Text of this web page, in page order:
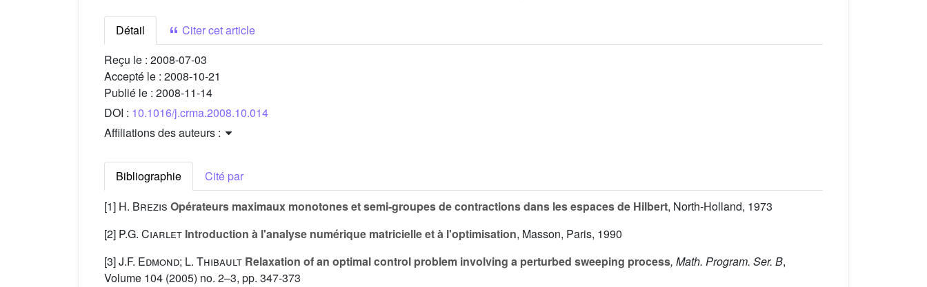
Détail
Citer cet article
Reçu le : 2008-07-03
Accepté le : 2008-10-21
Publié le : 2008-11-14
DOI : 10.1016/j.crma.2008.10.014
Affiliations des auteurs :
Bibliographie
Cité par
[1] H. Brezis Opérateurs maximaux monotones et semi-groupes de contractions dans les espaces de Hilbert, North-Holland, 1973
[2] P.G. Ciarlet Introduction à l'analyse numérique matricielle et à l'optimisation, Masson, Paris, 1990
[3]J.F. Edmond; L. Thibault Relaxation of an optimal control problem involving a perturbed sweeping process, Math. Program. Ser. B,
Volume 104 (2005) no. 2–3, pp. 347-373